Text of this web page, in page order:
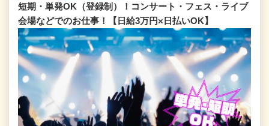
短期・単発OK（登録制）！コンサート・フェス・ライブ
会場などでのお仕事！【日給3万円×日払いOK】